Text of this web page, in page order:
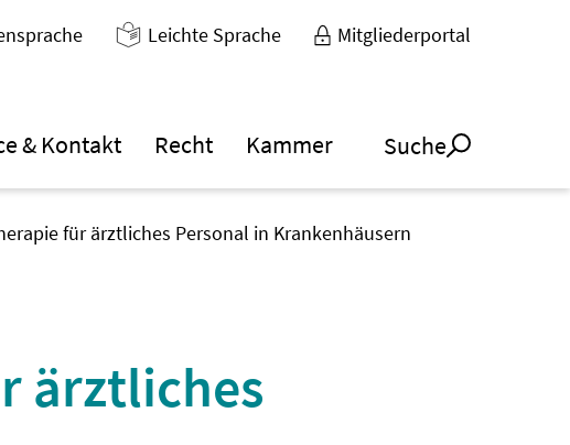
Leichte Sprache Mitgliederportal
& Kontakt Recht Kammer Suche
für ärztliches Personal in Krankenhäusern
ärztliches